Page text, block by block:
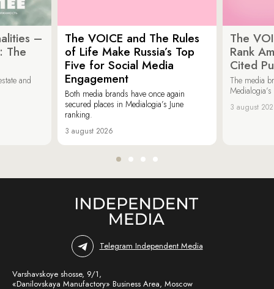
–
The
and
The VOICE and The Rules
of Life Make Russia’s Top
Five for Social Media
Engagement
Both media brands have once again
secured places in Medialogia’s June
ranking.
3 august 2026
The
Rank
Cited
The media
3 august
Telegram Independent Media
Varshavskoye shosse, 9/1,
«Danilovskaya Manufactory» Business Area, Moscow